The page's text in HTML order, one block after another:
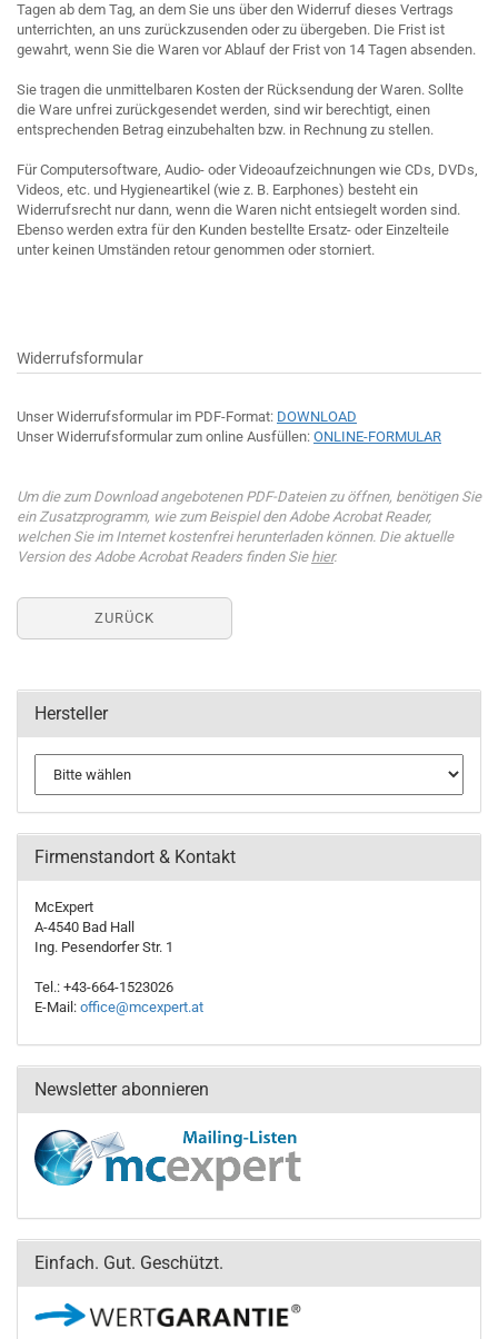
Tagen ab dem Tag, an dem Sie uns über den Widerruf dieses Vertrags
unterrichten, an uns zurückzusenden oder zu übergeben. Die Frist ist
gewahrt, wenn Sie die Waren vor Ablauf der Frist von 14 Tagen absenden.
Sie tragen die unmittelbaren Kosten der Rücksendung der Waren. Sollte
die Ware unfrei zurückgesendet werden, sind wir berechtigt, einen
entsprechenden Betrag einzubehalten bzw. in Rechnung zu stellen.
Für Computersoftware, Audio- oder Videoaufzeichnungen wie CDs, DVDs,
Videos, etc. und Hygieneartikel (wie z. B. Earphones) besteht ein
Widerrufsrecht nur dann, wenn die Waren nicht entsiegelt worden sind.
Ebenso werden extra für den Kunden bestellte Ersatz- oder Einzelteile
unter keinen Umständen retour genommen oder storniert.
Widerrufsformular
Unser Widerrufsformular im PDF-Format: DOWNLOAD
Unser Widerrufsformular zum online Ausfüllen: ONLINE-FORMULAR
Um die zum Download angebotenen PDF-Dateien zu öffnen, benötigen Sie
ein Zusatzprogramm, wie zum Beispiel den Adobe Acrobat Reader,
welchen Sie im Internet kostenfrei herunterladen können. Die aktuelle
Version des Adobe Acrobat Readers finden Sie hier.
ZURÜCK
Hersteller
Firmenstandort & Kontakt
McExpert
A-4540 Bad Hall
Ing. Pesendorfer Str. 1
Tel.: +43-664-1523026
E-Mail: office@mcexpert.at
Newsletter abonnieren
Einfach. Gut. Geschützt.